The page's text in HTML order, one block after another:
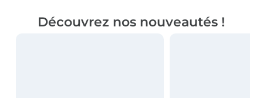
Découvrez nos nouveautés !